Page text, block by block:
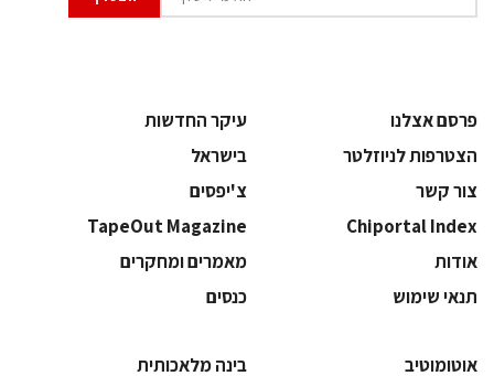
פרסם אצלנו
עיקר החדשות
הצטרפות לניוזלטר
בישראל
צור קשר
צ'יפסים
Chiportal Index
TapeOut Magazine
אודות
מאמרים ומחקרים
תנאי שימוש
כנסים
אוטומוטיב
בינה מלאכותית